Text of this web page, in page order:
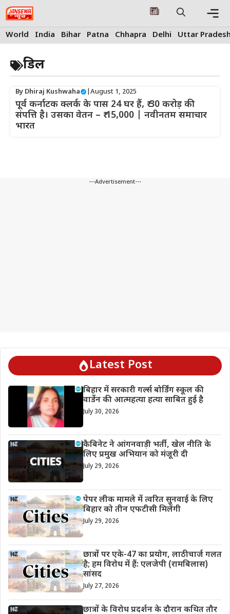
Skip
to
content
World India Bihar Patna Chhapra Delhi Uttar
क्रिडल
By Dhiraj Kushwaha August 1, 2025
पूर्व कर्नाटक क्लर्क के पास 24 घर हैं, ₹ 30 करोड़ की
संपत्ति है। उसका वेतन – ₹ 15,000 | नवीनतम समाचार
भारत
---Advertisement---
Latest Post
बिहार में सरकारी गर्ल्स बोर्डिंग स्कूल की
वार्डेन की आत्महत्या हत्या साबित हुई है
July 30, 2026
कैबिनेट ने आंगनवाड़ी भर्ती, खेल नीति के
लिए प्रमुख अभियान को मंजूरी दी
July 29, 2026
पेपर लीक मामले में त्वरित सुनवाई के लिए
बिहार को तीन एफटीसी मिलेंगी
July 29, 2026
छात्रों पर एके-47 का प्रयोग, लाठीचार्ज गलत
है; हम विरोध में हैं: एलजेपी (रामबिलास)
सांसद
July 27, 2026
छात्रों के विरोध प्रदर्शन के दौरान कथित तौर